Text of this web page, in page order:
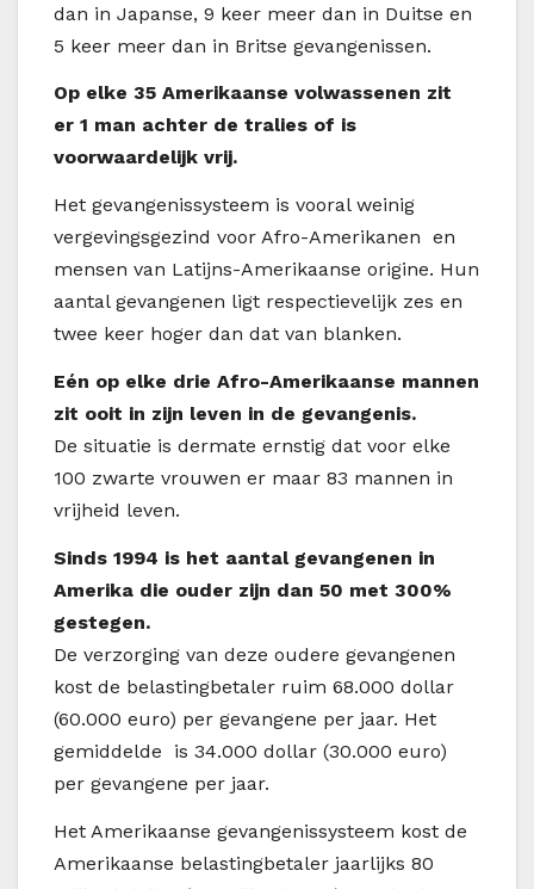
dan in Japanse, 9 keer meer dan in Duitse en
5 keer meer dan in Britse gevangenissen.
Op elke 35 Amerikaanse volwassenen zit
er 1 man achter de tralies of is
voorwaardelijk vrij.
Het gevangenissysteem is vooral weinig
vergevingsgezind voor Afro-Amerikanen en
mensen van Latijns-Amerikaanse origine. Hun
aantal gevangenen ligt respectievelijk zes en
twee keer hoger dan dat van blanken.
Eén op elke drie Afro-Amerikaanse mannen
zit ooit in zijn leven in de gevangenis.
De situatie is dermate ernstig dat voor elke
100 zwarte vrouwen er maar 83 mannen in
vrijheid leven.
Sinds 1994 is het aantal gevangenen in
Amerika die ouder zijn dan 50 met 300%
gestegen.
De verzorging van deze oudere gevangenen
kost de belastingbetaler ruim 68.000 dollar
(60.000 euro) per gevangene per jaar. Het
gemiddelde is 34.000 dollar (30.000 euro)
per gevangene per jaar.
Het Amerikaanse gevangenissysteem kost de
Amerikaanse belastingbetaler jaarlijks 80